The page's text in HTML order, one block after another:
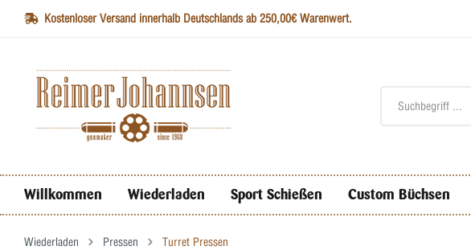
Kostenloser Versand innerhalb Deutschlands ab 250,00€ Warenwert.
Willkommen Wiederladen Sport Schießen Custom Büchsen
Wiederladen Pressen Turret Pressen